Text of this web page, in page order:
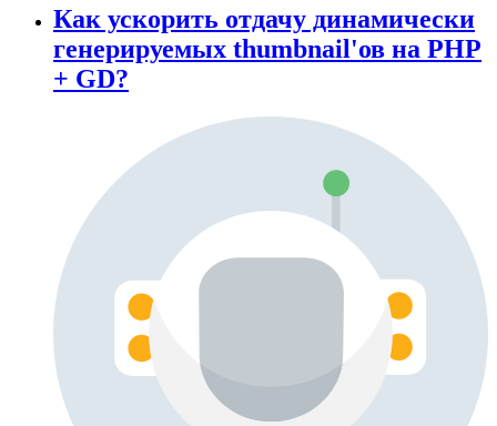
Как ускорить отдачу динамически
генерируемых thumbnail'ов на PHP
+ GD?